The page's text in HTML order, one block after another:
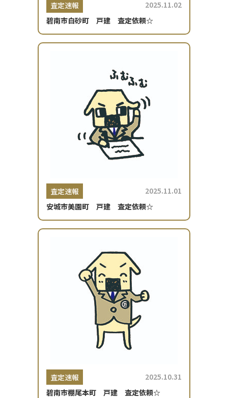
査定速報
2025.11.02
碧南市白砂町 戸建 査定依頼☆
査定速報
2025.11.01
安城市美園町 戸建 査定依頼☆
査定速報
2025.10.31
碧南市棚尾本町 戸建 査定依頼☆